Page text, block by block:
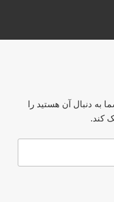
به دنبال آن هستید را
کند.